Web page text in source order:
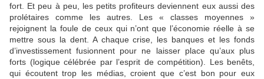
fort. Et peu à peu, les petits profiteurs deviennent eux aussi des
prolétaires comme les autres. Les « classes moyennes »
rejoignent la foule de ceux qui n’ont que l’économie réelle à se
mettre sous la dent. A chaque crise, les banques et les fonds
d’investissement fusionnent pour ne laisser place qu’aux plus
forts (logique célébrée par l’esprit de compétition). Les benêts,
qui écoutent trop les médias, croient que c’est bon pour eux